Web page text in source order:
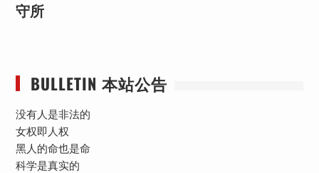
守所
BULLETIN 本站公告
没有人是非法的
女权即人权
黑人的命也是命
科学是真实的